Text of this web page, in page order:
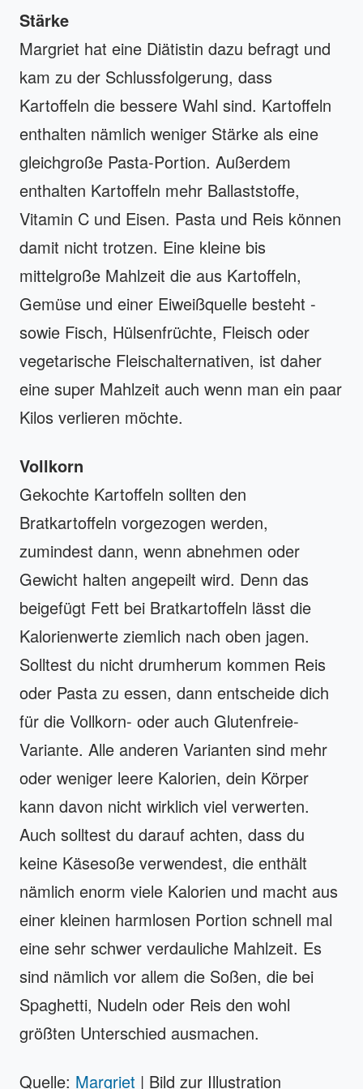
Stärke
Margriet hat eine Diätistin dazu befragt und
kam zu der Schlussfolgerung, dass
Kartoffeln die bessere Wahl sind. Kartoffeln
enthalten nämlich weniger Stärke als eine
gleichgroße Pasta-Portion. Außerdem
enthalten Kartoffeln mehr Ballaststoffe,
Vitamin C und Eisen. Pasta und Reis können
damit nicht trotzen. Eine kleine bis
mittelgroße Mahlzeit die aus Kartoffeln,
Gemüse und einer Eiweißquelle besteht -
sowie Fisch, Hülsenfrüchte, Fleisch oder
vegetarische Fleischalternativen, ist daher
eine super Mahlzeit auch wenn man ein paar
Kilos verlieren möchte.
Vollkorn
Gekochte Kartoffeln sollten den
Bratkartoffeln vorgezogen werden,
zumindest dann, wenn abnehmen oder
Gewicht halten angepeilt wird. Denn das
beigefügt Fett bei Bratkartoffeln lässt die
Kalorienwerte ziemlich nach oben jagen.
Solltest du nicht drumherum kommen Reis
oder Pasta zu essen, dann entscheide dich
für die Vollkorn- oder auch Glutenfreie-
Variante. Alle anderen Varianten sind mehr
oder weniger leere Kalorien, dein Körper
kann davon nicht wirklich viel verwerten.
Auch solltest du darauf achten, dass du
keine Käsesoße verwendest, die enthält
nämlich enorm viele Kalorien und macht aus
einer kleinen harmlosen Portion schnell mal
eine sehr schwer verdauliche Mahlzeit. Es
sind nämlich vor allem die Soßen, die bei
Spaghetti, Nudeln oder Reis den wohl
größten Unterschied ausmachen.
Quelle: Margriet | Bild zur Illustration